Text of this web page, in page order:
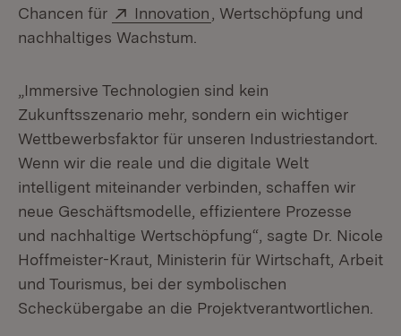
Chancen für
Extern:
Innovation (Öffnet in neuem Fenster)
, Wertschöpfung und
nachhaltiges Wachstum.
„Immersive Technologien sind kein
Zukunftsszenario mehr, sondern ein wichtiger
Wettbewerbsfaktor für unseren Industriestandort.
Wenn wir die reale und die digitale Welt
intelligent miteinander verbinden, schaffen wir
neue Geschäftsmodelle, effizientere Prozesse
und nachhaltige Wertschöpfung“, sagte Dr. Nicole
Hoffmeister-Kraut, Ministerin für Wirtschaft, Arbeit
und Tourismus, bei der symbolischen
Scheckübergabe an die Projektverantwortlichen.